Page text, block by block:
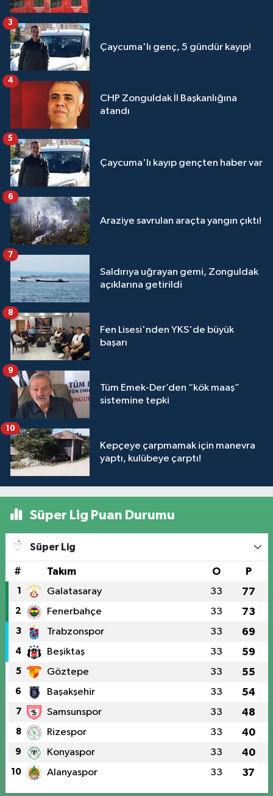
Çaycuma'lı genç, 5 gündür kayıp!
3
CHP Zonguldak İl Başkanlığına
atandı
4
Çaycuma'lı kayıp gençten haber var
5
Araziye savrulan araçta yangın çıktı!
6
Saldırıya uğrayan gemi, Zonguldak
açıklarına getirildi
7
Fen Lisesi'nden YKS'de büyük
başarı
8
Tüm Emek-Der’den “kök maaş”
sistemine tepki
9
Kepçeye çarpmamak için manevra
yaptı, kulübeye çarptı!
10
Süper Lig Puan Durumu
Süper Lig
# Takım O P
1 Galatasaray 33 77
2 Fenerbahçe 33 73
3 Trabzonspor 33 69
4 Beşiktaş 33 59
5 Göztepe 33 55
6 Başakşehir 33 54
7 Samsunspor 33 48
8 Rizespor 33 40
9 Konyaspor 33 40
10 Alanyaspor 33 37